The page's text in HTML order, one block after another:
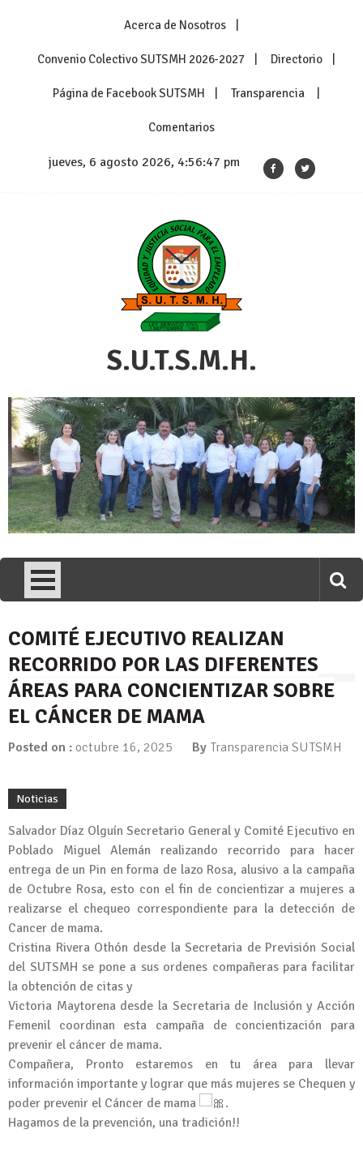
Acerca de Nosotros
Convenio Colectivo SUTSMH 2026-2027 Directorio
Página de Facebook SUTSMH Transparencia
Comentarios
jueves, 6 agosto 2026, 4:56:47 pm
S.U.T.S.M.H.
COMITÉ EJECUTIVO REALIZAN
RECORRIDO POR LAS DIFERENTES
ÁREAS PARA CONCIENTIZAR SOBRE
EL CÁNCER DE MAMA
Posted on : octubre 16, 2025 By Transparencia SUTSMH
Noticias
Salvador Díaz Olguín Secretario General y Comité Ejecutivo en
Poblado Miguel Alemán realizando recorrido para hacer
entrega de un Pin en forma de lazo Rosa, alusivo a la campaña
de Octubre Rosa, esto con el fin de concientizar a mujeres a
realizarse el chequeo correspondiente para la detección de
Cancer de mama.
Cristina Rivera Othón desde la Secretaria de Previsión Social
del SUTSMH se pone a sus ordenes compañeras para facilitar
la obtención de citas y
Victoria Maytorena desde la Secretaria de Inclusión y Acción
Femenil coordinan esta campaña de concientización para
prevenir el cáncer de mama.
Compañera, Pronto estaremos en tu área para llevar
información importante y lograr que más mujeres se Chequen y
poder prevenir el Cáncer de mama
.
Hagamos de la prevención, una tradición!!